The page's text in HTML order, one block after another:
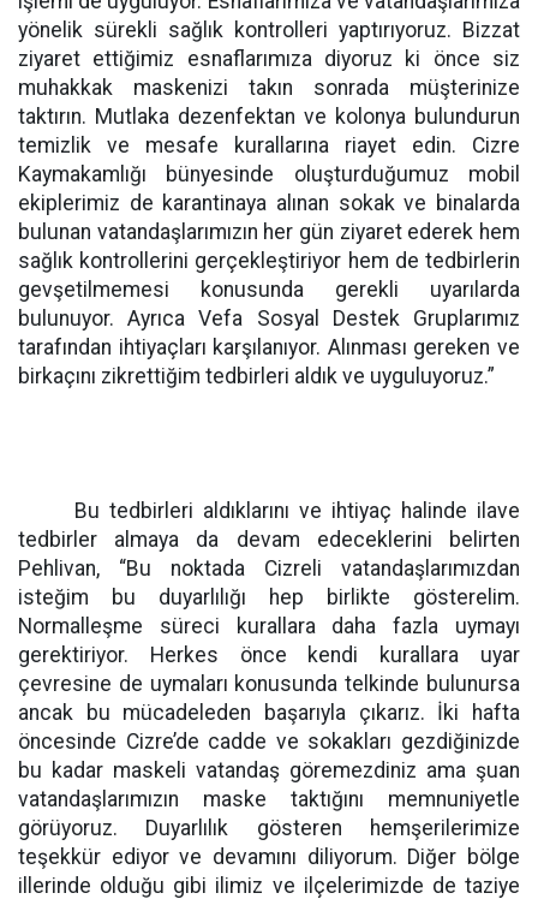
yönelik sürekli sağlık kontrolleri yaptırıyoruz. Bizzat
ziyaret ettiğimiz esnaflarımıza diyoruz ki önce siz
muhakkak maskenizi takın sonrada müşterinize
taktırın. Mutlaka dezenfektan ve kolonya bulundurun
temizlik ve mesafe kurallarına riayet edin. Cizre
Kaymakamlığı bünyesinde oluşturduğumuz mobil
ekiplerimiz de karantinaya alınan sokak ve binalarda
bulunan vatandaşlarımızın her gün ziyaret ederek hem
sağlık kontrollerini gerçekleştiriyor hem de tedbirlerin
gevşetilmemesi konusunda gerekli uyarılarda
bulunuyor. Ayrıca Vefa Sosyal Destek Gruplarımız
tarafından ihtiyaçları karşılanıyor. Alınması gereken ve
birkaçını zikrettiğim tedbirleri aldık ve uyguluyoruz.”
Bu tedbirleri aldıklarını ve ihtiyaç halinde ilave
tedbirler almaya da devam edeceklerini belirten
Pehlivan, “Bu noktada Cizreli vatandaşlarımızdan
isteğim bu duyarlılığı hep birlikte gösterelim.
Normalleşme süreci kurallara daha fazla uymayı
gerektiriyor. Herkes önce kendi kurallara uyar
çevresine de uymaları konusunda telkinde bulunursa
ancak bu mücadeleden başarıyla çıkarız. İki hafta
öncesinde Cizre’de cadde ve sokakları gezdiğinizde
bu kadar maskeli vatandaş göremezdiniz ama şuan
vatandaşlarımızın maske taktığını memnuniyetle
görüyoruz. Duyarlılık gösteren hemşerilerimize
teşekkür ediyor ve devamını diliyorum. Diğer bölge
illerinde olduğu gibi ilimiz ve ilçelerimizde de taziye